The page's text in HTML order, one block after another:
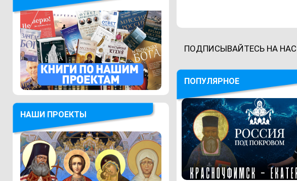
НАШИ ПРОЕКТЫ
ПОДПИСЫВАЙТЕСЬ НА НАС
ПОПУЛЯРНОЕ